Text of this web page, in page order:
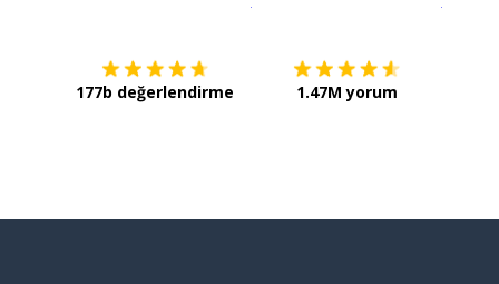
177b değerlendirme 1.47M yorum